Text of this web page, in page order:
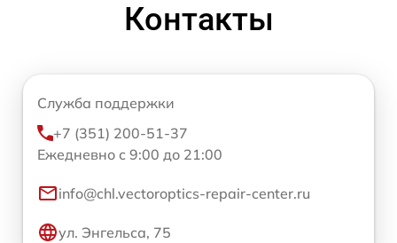
Контакты
Служба поддержки
+7 (351) 200-51-37
Ежедневно с 9:00 до 21:00
info@chl.vectoroptics-repair-center.ru
ул. Энгельса, 75